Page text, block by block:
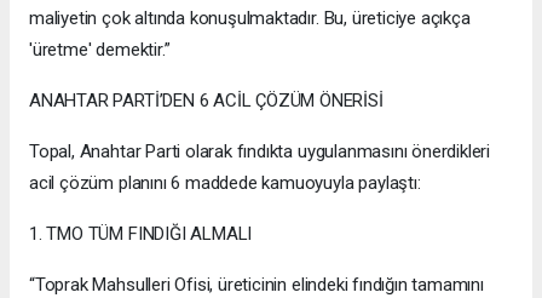
maliyetin çok altında konuşulmaktadır. Bu, üreticiye açıkça
'üretme' demektir.”
ANAHTAR PARTİ’DEN 6 ACİL ÇÖZÜM ÖNERİSİ
Topal, Anahtar Parti olarak fındıkta uygulanmasını önerdikleri
acil çözüm planını 6 maddede kamuoyuyla paylaştı:
1. TMO TÜM FINDIĞI ALMALI
“Toprak Mahsulleri Ofisi, üreticinin elindeki fındığın tamamını